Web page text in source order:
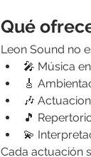
Qué
Leon Sound no
🎤 Música
🎸
🎶
🎵
💫
Cada actuación